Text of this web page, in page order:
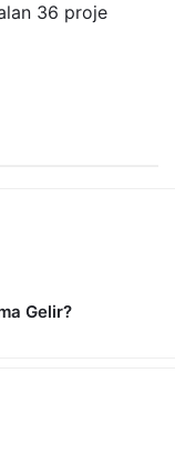
36 proje
Gelir?